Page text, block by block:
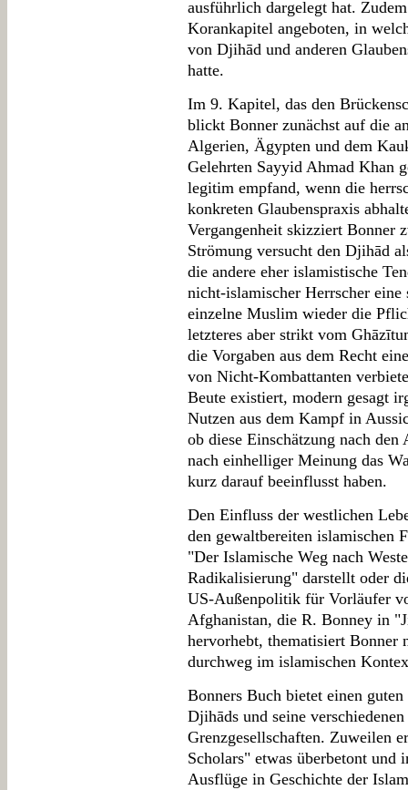
ausführlich dargelegt hat.
Korankapitel angeboten, in
von Djihād und anderen
hatte.
Im 9. Kapitel, das den
blickt Bonner zunächst auf die
Algerien, Ägypten und dem
Gelehrten Sayyid Ahmad Khan
legitim empfand, wenn die
konkreten Glaubenspraxis
Vergangenheit skizziert Bonner
Strömung versucht den Djihād
die andere eher islamistische
nicht-islamischer Herrscher eine
einzelne Muslim wieder die
letzteres aber strikt vom
die Vorgaben aus dem Recht
von Nicht-Kombattanten
Beute existiert, modern gesagt
Nutzen aus dem Kampf in
ob diese Einschätzung nach
nach einhelliger Meinung das
kurz darauf beeinflusst haben.
Den Einfluss der westlichen
den gewaltbereiten islamischen
"Der Islamische Weg nach
Radikalisierung" darstellt oder
US-Außenpolitik für Vorläufer
Afghanistan, die R. Bonney in
hervorhebt, thematisiert
durchweg im islamischen
Bonners Buch bietet einen
Djihāds und seine
Grenzgesellschaften. Zuweilen
Scholars" etwas überbetont und
Ausflüge in Geschichte der